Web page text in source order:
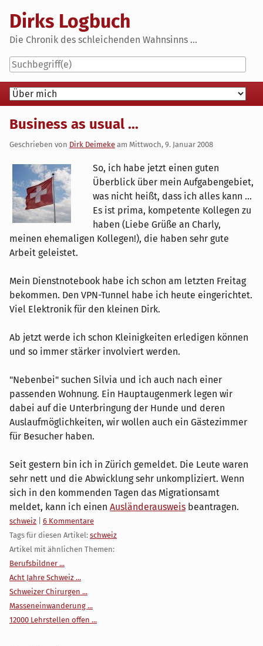
content
Dirks Logbuch
Die Chronik des schleichenden Wahnsinns ...
Navigation
Business as usual ...
Geschrieben von Dirk Deimeke am Mittwoch, 9. Januar 2008
So, ich habe jetzt einen guten
Überblick über mein Aufgabengebiet,
was nicht heißt, dass ich alles kann ...
Es ist prima, kompetente Kollegen zu
haben (Liebe Grüße an Charly,
meinen ehemaligen Kollegen!), die haben sehr gute
Arbeit geleistet.
Mein Dienstnotebook habe ich schon am letzten Freitag
bekommen. Den VPN-Tunnel habe ich heute eingerichtet.
Viel Elektronik für den kleinen Dirk.
Ab jetzt werde ich schon Kleinigkeiten erledigen können
und so immer stärker involviert werden.
"Nebenbei" suchen Silvia und ich auch nach einer
passenden Wohnung. Ein Hauptaugenmerk legen wir
dabei auf die Unterbringung der Hunde und deren
Auslaufmöglichkeiten, wir wollen auch ein Gästezimmer
für Besucher haben.
Seit gestern bin ich in Zürich gemeldet. Die Leute waren
sehr nett und die Abwicklung sehr unkompliziert. Wenn
sich in den kommenden Tagen das Migrationsamt
meldet, kann ich einen Ausländerausweis beantragen.
Kategorien:
schweiz
6 Kommentare
Tags für diesen Artikel: schweiz
Artikel mit ähnlichen Themen:
Berufsbildner ...
Acht Jahre Schweiz ...
Schweizer Chirurgen ...
Masseneinwanderung ...
12000 Lehrstellen offen ...